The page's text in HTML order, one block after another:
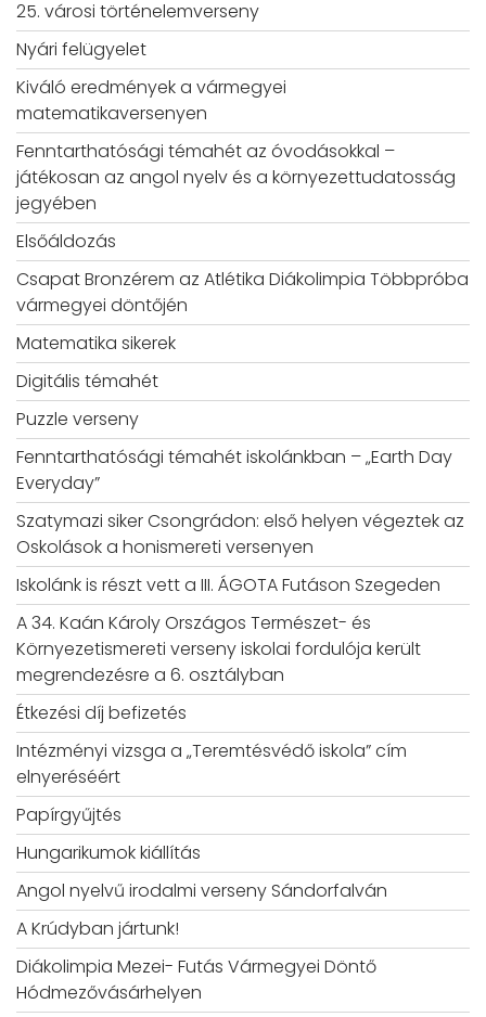
25. városi történelemverseny
Nyári felügyelet
Kiváló eredmények a vármegyei
matematikaversenyen
Fenntarthatósági témahét az óvodásokkal –
játékosan az angol nyelv és a környezettudatosság
jegyében
Elsőáldozás
Csapat Bronzérem az Atlétika Diákolimpia Többpróba
vármegyei döntőjén
Matematika sikerek
Digitális témahét
Puzzle verseny
Fenntarthatósági témahét iskolánkban – „Earth Day
Everyday”
Szatymazi siker Csongrádon: első helyen végeztek az
Oskolások a honismereti versenyen
Iskolánk is részt vett a III. ÁGOTA Futáson Szegeden
A 34. Kaán Károly Országos Természet- és
Környezetismereti verseny iskolai fordulója került
megrendezésre a 6. osztályban
Étkezési díj befizetés
Intézményi vizsga a „Teremtésvédő iskola” cím
elnyeréséért
Papírgyűjtés
Hungarikumok kiállítás
Angol nyelvű irodalmi verseny Sándorfalván
A Krúdyban jártunk!
Diákolimpia Mezei- Futás Vármegyei Döntő
Hódmezővásárhelyen